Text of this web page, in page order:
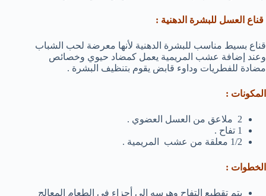
قناع العسل للبشرة الدهنية :
قناع بسيط مناسب للبشرة الدهنية لأنها معرضة لحب الشباب
وعند إضافة عشب المريمية يعمل كمضاد حيوي وخصائص
مضادة للفطريات وداوء قابض يقوم بتنظيف البشرة .
المكونات :
2 ملاعق من العسل العضوي .
1 تفاح .
1/2 معلقة من عشب المريمية .
الخطوات :
يتم تقطيع التفاح وهرسه إلي أجزاء في الطعام المعالج